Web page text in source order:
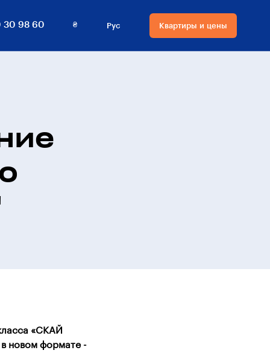
30 98 60 ₴
Валюта на сайте
Рус
Язык сайта
Квартиры и цены
«СКАЙ
новом формате -